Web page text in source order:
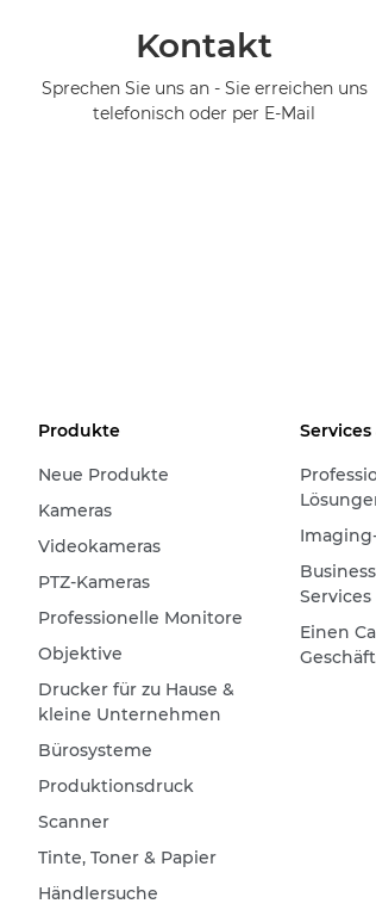
Kontakt
Sprechen Sie uns an - Sie erreichen uns
telefonisch oder per E-Mail
Produkte
Neue Produkte
Kameras
Videokameras
PTZ-Kameras
Professionelle Monitore
Objektive
Drucker für zu Hause &
kleine Unternehmen
Bürosysteme
Produktionsdruck
Scanner
Tinte, Toner & Papier
Händlersuche
Services
Einen